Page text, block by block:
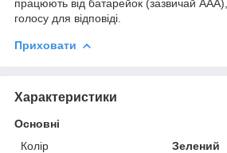
працюють від батарейок (зазвичай ААА),
голосу для відповіді.
Приховати
Характеристики
Основні
Колір
Зелений